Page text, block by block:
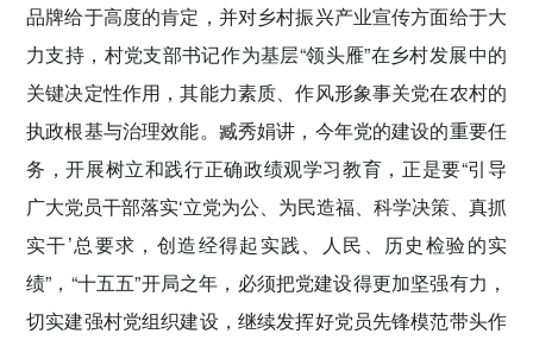
品牌给于高度的肯定，并对乡村振兴产业宣传方面给于大
力支持，村党支部书记‌作为基层“领头雁”在乡村发展中的
关键决定性作用，其能力素质、作风形象事关党在农村的
执政根基与治理效能。臧秀娟讲，今年党的建设的重要任
务，开展树立和践行正确政绩观学习教育，正是要“引导
广大党员干部落实‘立党为公、为民造福、科学决策、真抓
实干’总要求，创造经得起实践、人民、历史检验的实
绩”，“十五五”开局之年，必须把党建设得更加坚强有力，
切实建强村党组织建设，继续发挥好党员先锋模范带头作